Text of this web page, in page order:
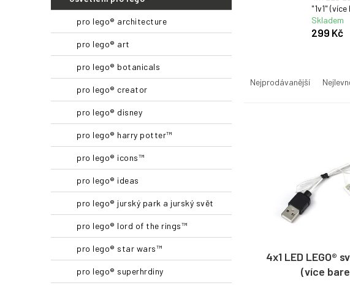
n
í
n
l
pro lego® architecture
pro lego® art
pro lego® botanicals
pro lego® creator
pro lego® disney
pro lego® harry potter™
pro lego® icons™
pro lego® ideas
pro lego® jurský park a jurský svět
pro lego® lord of the rings™
pro lego® star wars™
pro lego® superhrdiny
"1v1"
Skladem
299 Kč
Nejprodávanější
4x1 LED LEGO®
(více